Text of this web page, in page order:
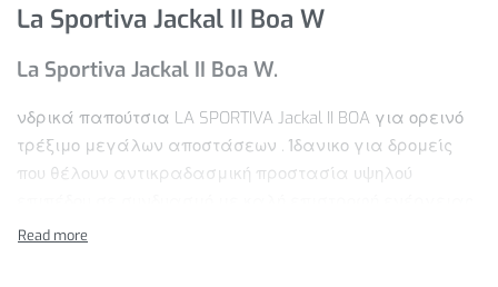
La Sportiva Jackal II Boa W
La Sportiva Jackal II Boa W.
νδρικά παπούτσια LA SPORTIVA Jackal II BOA για ορεινό
τρέξιμο μεγάλων αποστάσεων . Ίδανικο για δρομείς
που θέλουν αντικραδασμική προστασία υψηλού
Το σύστημα ρύθμισης BOA προσφέρει γρήγορη ρύθμιση